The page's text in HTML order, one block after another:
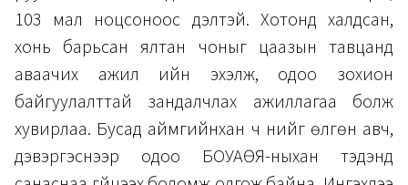
103 мал ноцсоноос үүдэлтэй. Хотонд халдсан,
хонь барьсан ялтан чоныг цаазын тавцанд
аваачих ажил ийн эхэлж, одоо зохион
байгуулалттай зандалчлах ажиллагаа болж
хувирлаа. Бусад аймгийнхан ч үүнийг өлгөн авч,
дэвэргэснээр одоо БОУАӨЯ-ныхан тэдэнд